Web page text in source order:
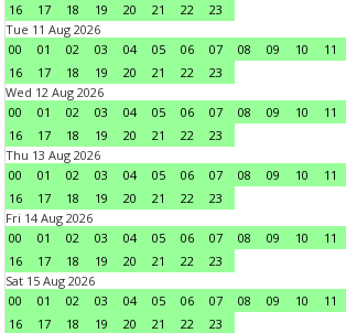
16
17 18 19 20 21 22
23
Tue 11 Aug 2026
00
01 02 03 04 05 06 07 08 09 10 11
16
17 18 19 20 21 22
23
Wed 12 Aug 2026
00
01 02 03 04 05 06 07 08 09 10 11
16
17 18 19 20 21 22
23
Thu 13 Aug 2026
00
01 02 03 04 05 06 07 08 09 10 11
16
17 18 19 20 21 22
23
Fri 14 Aug 2026
00
01 02 03 04 05 06 07 08 09 10 11
16
17 18 19 20 21 22
23
Sat 15 Aug 2026
00
01 02 03 04 05 06 07 08 09 10 11
16
17 18 19 20 21 22
23